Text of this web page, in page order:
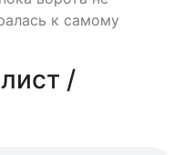
к самому
/